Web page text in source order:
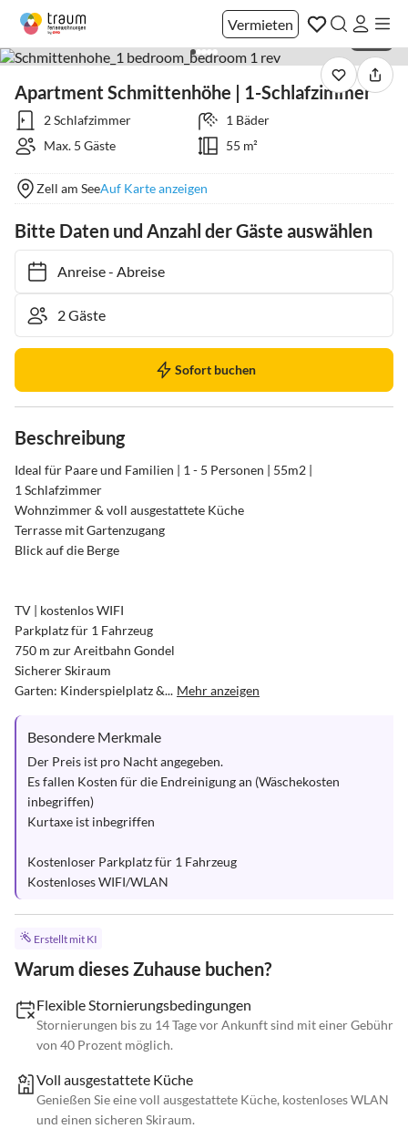
Vermieten
Apartment Schmittenhöhe | 1-Schlafzimmer
2 Schlafzimmer
1 Bäder
Max. 5 Gäste
55 m²
Zell am SeeAuf Karte anzeigen
Bitte Daten und Anzahl der Gäste auswählen
Anreise- Abreise
Sofort buchen
Beschreibung
Ideal für Paare und Familien | 1 - 5 Personen | 55m2 |
1 Schlafzimmer
Wohnzimmer & voll ausgestattete Küche
Terrasse mit Gartenzugang
Blick auf die Berge
TV | kostenlos WIFI
Parkplatz für 1 Fahrzeug
750 m zur Areitbahn Gondel
Sicherer Skiraum
Garten: Kinderspielplatz &... Mehr anzeigen
Besondere Merkmale
Der Preis ist pro Nacht angegeben.
Es fallen Kosten für die Endreinigung an (Wäschekosten
inbegriffen)
Kurtaxe ist inbegriffen
Kostenloser Parkplatz für 1 Fahrzeug
Kostenloses WIFI/WLAN
Erstellt mit KI
Warum dieses Zuhause buchen?
Flexible Stornierungsbedingungen
Stornierungen bis zu 14 Tage vor Ankunft sind mit einer Gebühr
von 40 Prozent möglich.
Voll ausgestattete Küche
Genießen Sie eine voll ausgestattete Küche, kostenloses WLAN
und einen sicheren Skiraum.